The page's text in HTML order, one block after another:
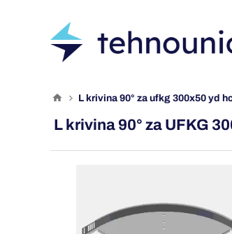
l krivina 90° za ufkg 300x50 yd
L krivina 90° za UFKG